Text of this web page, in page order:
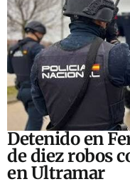
Detenido en
de diez robos
en Ultramar